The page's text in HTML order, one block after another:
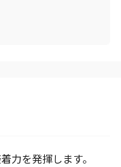
力を発揮します。